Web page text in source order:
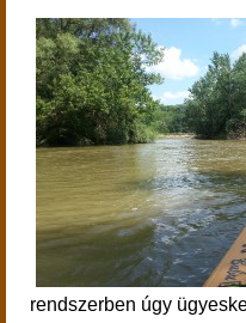
rendszerben úgy